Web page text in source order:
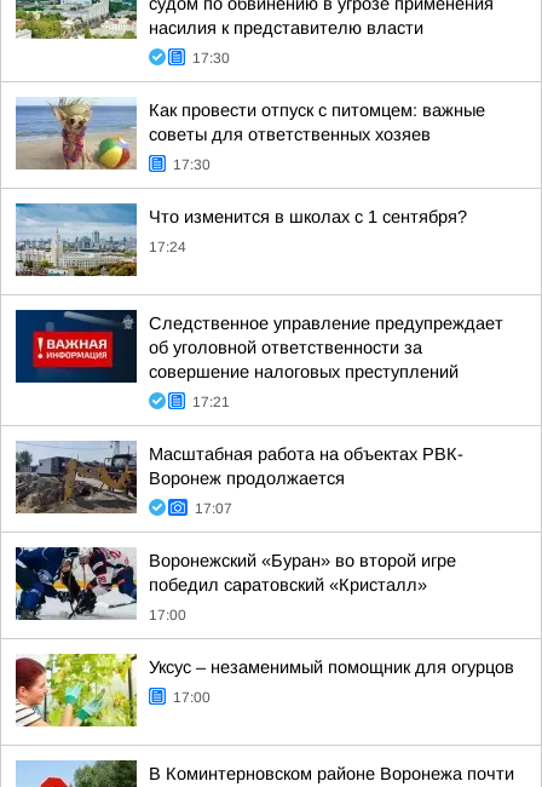
насилия к представителю власти
17:30
Как провести отпуск с питомцем: важные
советы для ответственных хозяев
17:30
Что изменится в школах с 1 сентября?
17:24
Следственное управление предупреждает
об уголовной ответственности за
совершение налоговых преступлений
17:21
Масштабная работа на объектах РВК-
Воронеж продолжается
17:07
Воронежский «Буран» во второй игре
победил саратовский «Кристалл»
17:00
Уксус – незаменимый помощник для огурцов
17:00
В Коминтерновском районе Воронежа почти